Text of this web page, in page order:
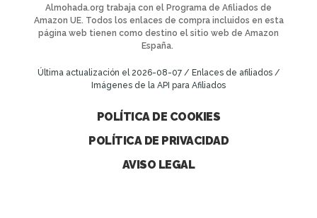
Almohada.org trabaja con el Programa de Afiliados de
Amazon UE. Todos los enlaces de compra incluidos en esta
página web tienen como destino el sitio web de Amazon
España.
Última actualización el 2026-08-07 / Enlaces de afiliados /
Imágenes de la API para Afiliados
POLÍTICA DE COOKIES
POLÍTICA DE PRIVACIDAD
AVISO LEGAL